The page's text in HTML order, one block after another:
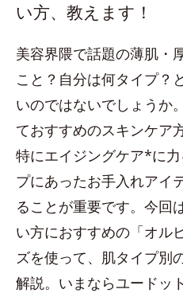
い方、教えます！
美容界隈で話題の薄肌・
こと？自分は何タイプ？
いのではないでしょうか
ておすすめのスキンケ
特にエイジングケア*に
プにあったお手入れアイ
ることが重要です。今回
い方におすすめの「オル
ズを使って、肌タイプ別
解説。いまならユードッ